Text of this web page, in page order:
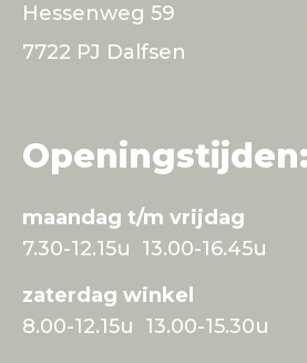
Hessenweg 59
7722 PJ Dalfsen
Openingstijden:
maandag t/m vrijdag
7.30-12.15u 13.00-16.45u
zaterdag winkel
8.00-12.15u 13.00-15.30u